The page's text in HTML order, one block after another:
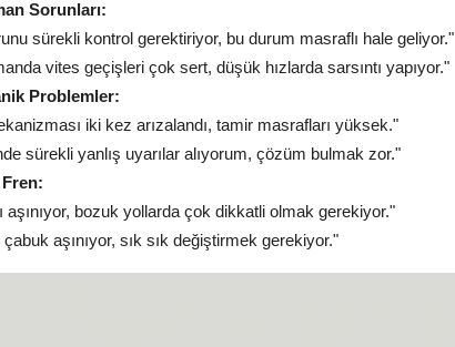
Sorunları:
sürekli kontrol gerektiriyor, bu durum masraflı hale geliyor."
vites geçişleri çok sert, düşük hızlarda sarsıntı yapıyor."
Problemler:
iki kez arızalandı, tamir masrafları yüksek."
sürekli yanlış uyarılar alıyorum, çözüm bulmak zor."
aşınıyor, bozuk yollarda çok dikkatli olmak gerekiyor."
aşınıyor, sık sık değiştirmek gerekiyor."